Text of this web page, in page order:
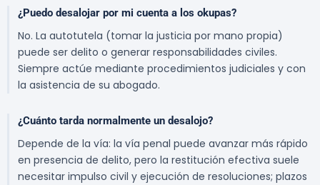
¿Puedo desalojar por mi cuenta a los okupas?
No. La autotutela (tomar la justicia por mano propia)
puede ser delito o generar responsabilidades civiles.
Siempre actúe mediante procedimientos judiciales y con
la asistencia de su abogado.
¿Cuánto tarda normalmente un desalojo?
Depende de la vía: la vía penal puede avanzar más rápido
en presencia de delito, pero la restitución efectiva suele
necesitar impulso civil y ejecución de resoluciones; plazos